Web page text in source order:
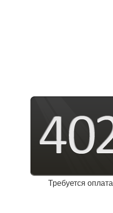
Требуется оплата